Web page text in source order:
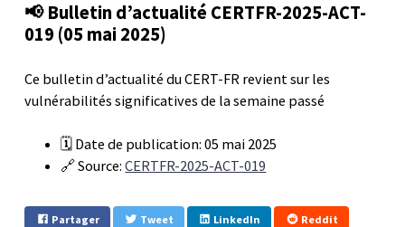
📢 Bulletin d’actualité CERTFR-2025-ACT-
019 (05 mai 2025)
Ce bulletin d’actualité du CERT-FR revient sur les
vulnérabilités significatives de la semaine passé
🗓️ Date de publication: 05 mai 2025
🔗 Source:CERTFR-2025-ACT-019
Partager Tweet LinkedIn Reddit